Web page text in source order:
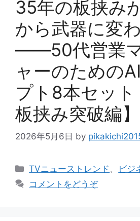
35年の板挟み
から武器に変わ
――50代営業
ャーのための
プト8本セット
板挟み突破編】
2026年5月6日 by
カ
TVニューストレンド 、
ビジ
コメントをどうぞ